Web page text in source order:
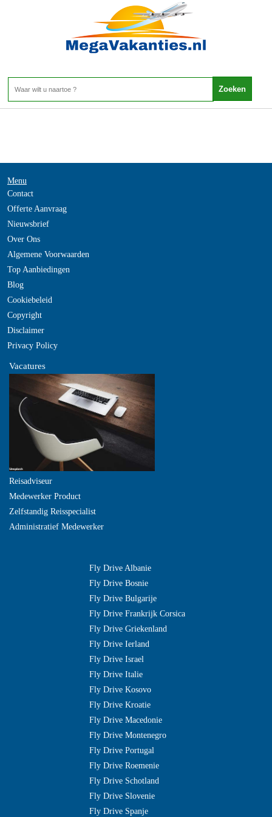
Home>
Menu
Contact
Offerte Aanvraag
Nieuwsbrief
Over Ons
Algemene Voorwaarden
Top Aanbiedingen
Blog
Cookiebeleid
Copyright
Disclaimer
Privacy Policy
Vacatures
Reisadviseur
Medewerker Product
Zelfstandig Reisspecialist
Administratief Medewerker
Fly Drive Albanie
Fly Drive Bosnie
Fly Drive Bulgarije
Fly Drive Frankrijk Corsica
Fly Drive Griekenland
Fly Drive Ierland
Fly Drive Israel
Fly Drive Italie
Fly Drive Kosovo
Fly Drive Kroatie
Fly Drive Macedonie
Fly Drive Montenegro
Fly Drive Portugal
Fly Drive Roemenie
Fly Drive Schotland
Fly Drive Slovenie
Fly Drive Spanje